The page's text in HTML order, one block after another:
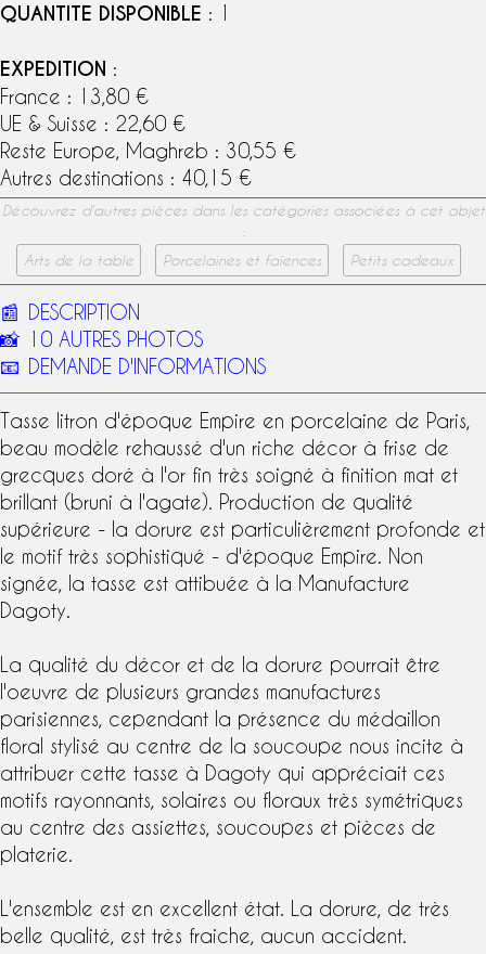
QUANTITE DISPONIBLE : 1
EXPEDITION :
France : 13,80 €
UE & Suisse : 22,60 €
Reste Europe, Maghreb : 30,55 €
Autres destinations : 40,15 €
Découvrez d’autres pièces dans les catégories associées à cet objet
:
Arts de la table
Porcelaines et faïences Petits cadeaux
📰 DESCRIPTION
📸 10 AUTRES PHOTOS
📧 DEMANDE D'INFORMATIONS
Tasse litron d'époque Empire en porcelaine de Paris
beau modèle rehaussé d'un riche décor à frise de
grecques doré à l'or fin très soigné à finition mat et
brillant (bruni à l'agate). Production de qualité
supérieure - la dorure est particulièrement profonde et
le motif très sophistiqué - d'époque Empire . Non
signée, la tasse est attibuée à la Manufacture
Dagoty
La qualité du décor et de la dorure pourrait être
l'oeuvre de plusieurs grandes manufactures
parisiennes, cependant la présence du médaillon
floral stylisé au centre de la soucoupe nous incite à
attribuer cette tasse à Dagoty qui appréciait ces
motifs rayonnants, solaires ou floraux très symétriques
au centre des assiettes, soucoupes et pièces de
platerie.
L'ensemble est en excellent état. La dorure, de très
belle qualité, est très fraiche, aucun accident.